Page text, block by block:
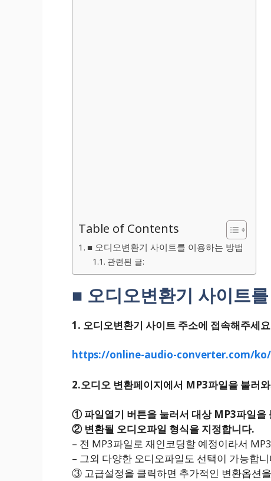
Table of Contents
■ 오디오변환기 사이트를 이용하는 방법
관련된 글:
■ 오디오변환기 사이트
1. 오디오변환기 사이트 주소에 접속해주세요
https://online-audio-converter.com/ko/
2.오디오 변환페이지에서 MP3파일을 불러
① 파일열기 버튼을 눌러서 대상 MP3파일을
② 변환될 오디오파일 형식을 지정합니다.
– 전 MP3파일로 재인코딩할 예정이라서
– 그외 다양한 오디오파일도 선택이 가능합니
③ 고급설정을 클릭하면 추가적인 변환옵션